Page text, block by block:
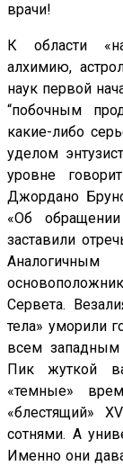
врачи!
К области
алхимию,
наук первой
“побочным
какие-либо
уделом
уровне
Джордано
«Об
заставили
Сервета.
тела» уморили
всем западным
Пик жуткой
«темные»
«блестящий»
сотнями. А
Именно они